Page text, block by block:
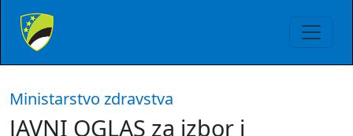
Ministarstvo zdravstva
JAVNI OGLAS za izbor i